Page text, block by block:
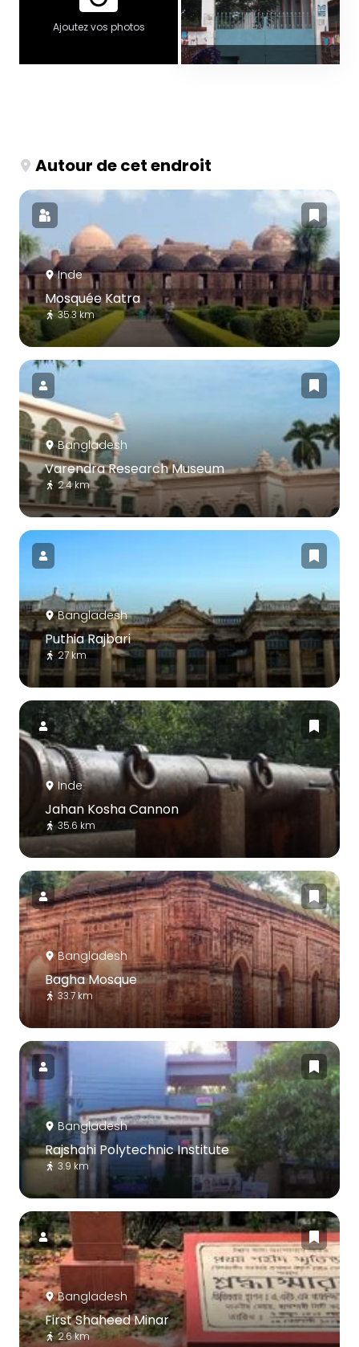
Ajoutez vos photos
Autour de cet endroit
Inde
Mosquée Katra
35.3 km
Bangladesh
Varendra Research Museum
2.4 km
Bangladesh
Puthia Rajbari
27 km
Inde
Jahan Kosha Cannon
35.6 km
Bangladesh
Bagha Mosque
33.7 km
Bangladesh
Rajshahi Polytechnic Institute
3.9 km
Bangladesh
First Shaheed Minar
2.6 km